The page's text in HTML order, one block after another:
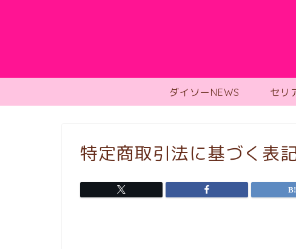
ダイソーNEWS セリ
特定商取引法に基づく表